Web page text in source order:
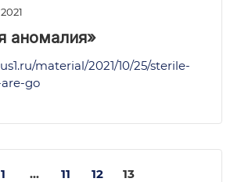
аномалия»
material/2021/10/25/sterile-
go
1 ... 11 12 13